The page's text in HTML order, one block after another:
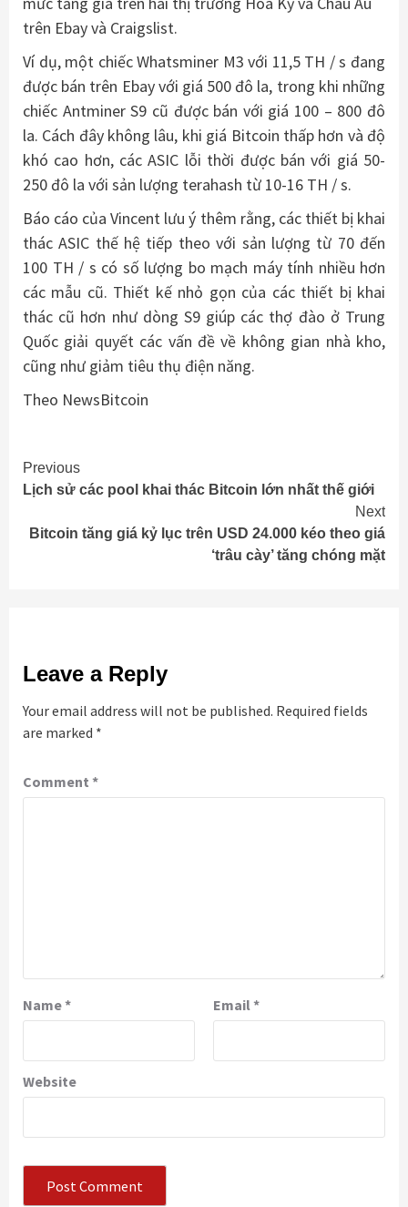
trên Ebay và Craigslist.
Ví dụ, một chiếc Whatsminer M3 với 11,5 TH / s đang
được bán trên Ebay với giá 500 đô la, trong khi những
chiếc Antminer S9 cũ được bán với giá 100 – 800 đô
la. Cách đây không lâu, khi giá Bitcoin thấp hơn và độ
khó cao hơn, các ASIC lỗi thời được bán với giá 50-
250 đô la với sản lượng terahash từ 10-16 TH / s.
Báo cáo của Vincent lưu ý thêm rằng, các thiết bị khai
thác ASIC thế hệ tiếp theo với sản lượng từ 70 đến
100 TH / s có số lượng bo mạch máy tính nhiều hơn
các mẫu cũ. Thiết kế nhỏ gọn của các thiết bị khai
thác cũ hơn như dòng S9 giúp các thợ đào ở Trung
Quốc giải quyết các vấn đề về không gian nhà kho,
cũng như giảm tiêu thụ điện năng.
Theo NewsBitcoin
Continue
Reading
Previous
Lịch sử các pool khai thác Bitcoin lớn nhất thế giới
Next
Bitcoin tăng giá kỷ lục trên USD 24.000 kéo theo giá
‘trâu cày’ tăng chóng mặt
Leave a Reply
Your email address will not be published. Required fields
are marked *
Comment *
Name* Email*
Website